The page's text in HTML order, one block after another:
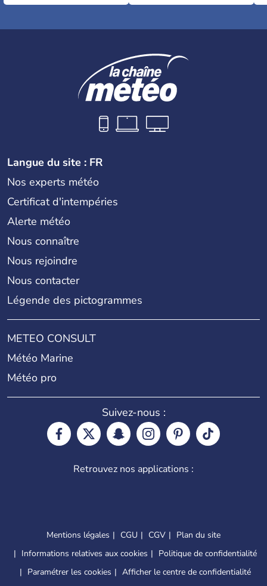
Langue du site : FR
Nos experts météo
Certificat d'intempéries
Alerte météo
Nous connaître
Nous rejoindre
Nous contacter
Légende des pictogrammes
METEO CONSULT
Météo Marine
Météo pro
Suivez-nous :
Retrouvez nos applications :
Mentions légales CGU CGV
Plan du site
Informations relatives aux cookies
Politique de confidentialité
Paramétrer les cookies
Afficher le centre de confidentialité